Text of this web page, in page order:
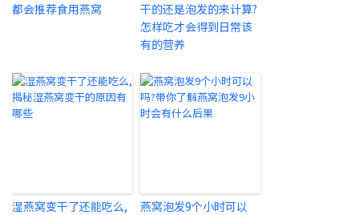
都会推荐食用燕窝
干的还是泡发的来计算?
怎样吃才会得到日常该
有的营养
湿燕窝变干了还能吃么,
燕窝泡发9个小时可以